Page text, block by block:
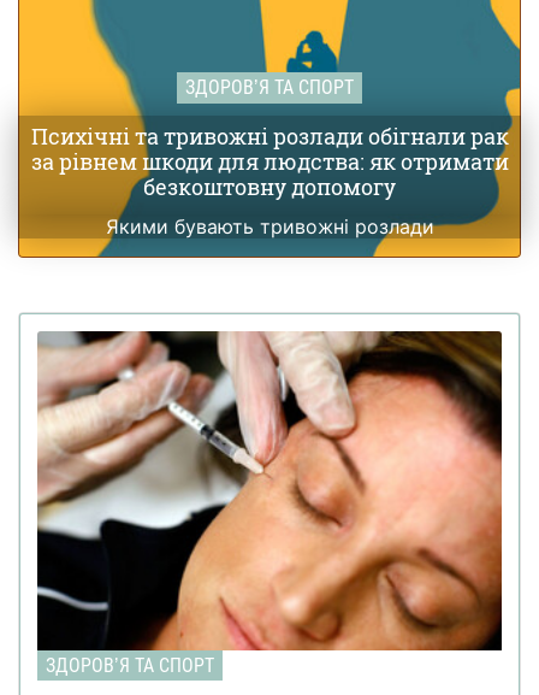
ЗДОРОВʼЯ ТА СПОРТ
Психічні та тривожні розлади обігнали рак
за рівнем шкоди для людства: як отримати
безкоштовну допомогу
Якими бувають тривожні розлади
ЗДОРОВʼЯ ТА СПОРТ